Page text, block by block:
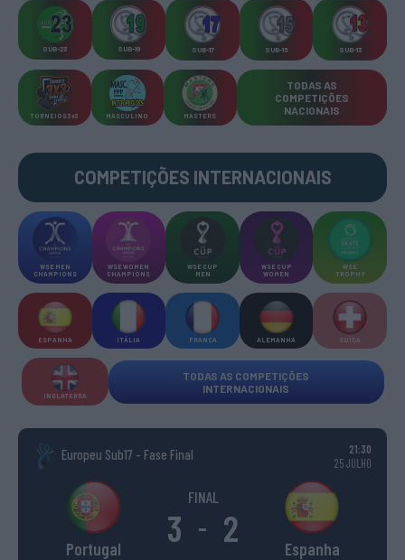
SUB-23 SUB-19 SUB-17 SUB-15 SUB-13
TORNEIOS 3x3 MASCULINO MASTERS
TODAS AS
COMPETIÇÕES
NACIONAIS
COMPETIÇÕES INTERNACIONAIS
WSE MEN
CHAMPIONS
WSE WOMEN
CHAMPIONS
WSE CUP
MEN
WSE CUP
WOMEN
WSE
TROPHY
ESPANHA ITÁLIA FRANÇA ALEMANHA SUÍÇA
INGLATERRA
TODAS AS COMPETIÇÕES
INTERNACIONAIS
Europeu Sub17 - Fase Final
21:30
25 JULHO
Portugal
FINAL
3 - 2 Espanha